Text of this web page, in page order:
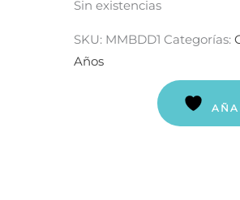
Sin existencias
SKU: MMBDD1 Categorías:
Años